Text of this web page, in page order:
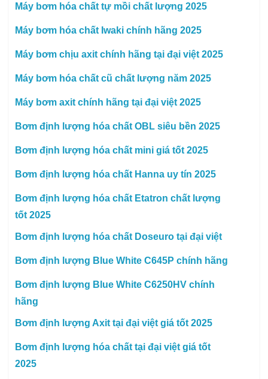
Máy bơm hóa chất tự mồi chất lượng 2025
Máy bơm hóa chất Iwaki chính hãng 2025
Máy bơm chịu axit chính hãng tại đại việt 2025
Máy bơm hóa chất cũ chất lượng năm 2025
Máy bơm axit chính hãng tại đại việt 2025
Bơm định lượng hóa chất OBL siêu bền 2025
Bơm định lượng hóa chất mini giá tốt 2025
Bơm định lượng hóa chất Hanna uy tín 2025
Bơm định lượng hóa chất Etatron chất lượng
tốt 2025
Bơm định lượng hóa chất Doseuro tại đại việt
Bơm định lượng Blue White C645P chính hãng
Bơm định lượng Blue White C6250HV chính
hãng
Bơm định lượng Axit tại đại việt giá tốt 2025
Bơm định lượng hóa chất tại đại việt giá tốt
2025